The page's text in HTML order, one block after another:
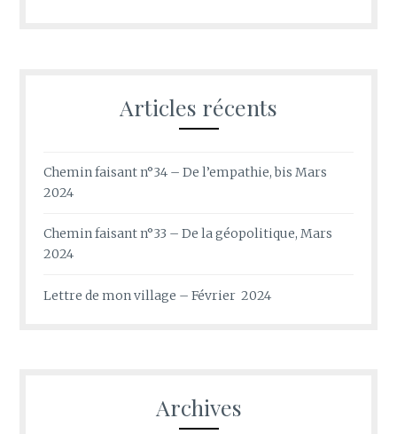
Articles récents
Chemin faisant n°34 – De l’empathie, bis Mars
2024
Chemin faisant n°33 – De la géopolitique, Mars
2024
Lettre de mon village – Février 2024
Archives